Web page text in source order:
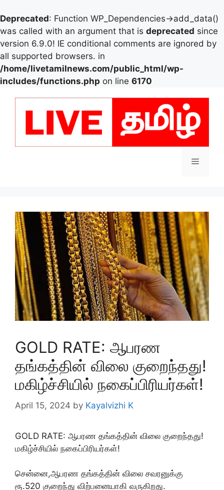
Deprecated: Function WP_Dependencies->add_data()
was called with an argument that is deprecated since
version 6.9.0! IE conditional comments are ignored by
all supported browsers. in
/home/livetamilnews.com/public_html/wp-
includes/functions.php on line 6170
Menu
GOLD RATE: ஆபரண
தங்கத்தின் விலை குறைந்தது!
மகிழ்ச்சியில் நகைப்பிரியர்கள்!
April 15, 2024 by Kayalvizhi K
GOLD RATE: ஆபரண தங்கத்தின் விலை குறைந்தது!
மகிழ்ச்சியில் நகைப்பிரியர்கள்!
சென்னை,ஆபரண தங்கத்தின் விலை சவரனுக்கு
ரூ.520 குறைந்து விற்பனையாகி வருகிறது.